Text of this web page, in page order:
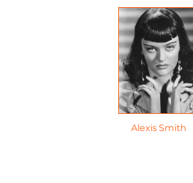
Alexis Smith